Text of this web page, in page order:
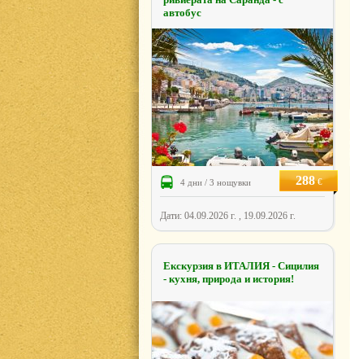
автобус
4 дни / 3 нощувки 288€
Дати: 04.09.2026 г. , 19.09.2026 г.
Екскурзия в ИТАЛИЯ - Сицилия
- кухня, природа и история!